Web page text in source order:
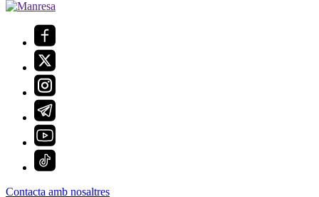
Contacta amb nosaltres